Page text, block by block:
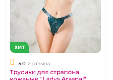
ХИТ
5.0 2 отзыва
Трусики для страпона